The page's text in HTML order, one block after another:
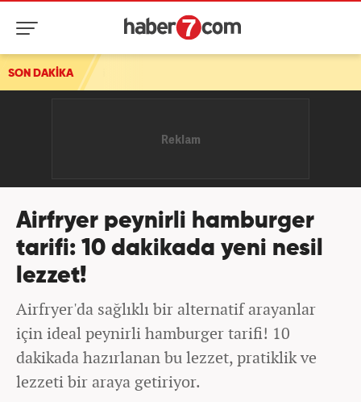
SON DAKİKA
Airfryer peynirli hamburger
tarifi: 10 dakikada yeni nesil
lezzet!
Airfryer'da sağlıklı bir alternatif arayanlar
için ideal peynirli hamburger tarifi! 10
dakikada hazırlanan bu lezzet, pratiklik ve
lezzeti bir araya getiriyor.